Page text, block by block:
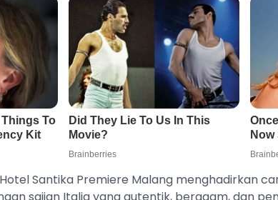
Santika Premiere Malang menghadirkan
sajian Italia yang autentik, beragam, dan